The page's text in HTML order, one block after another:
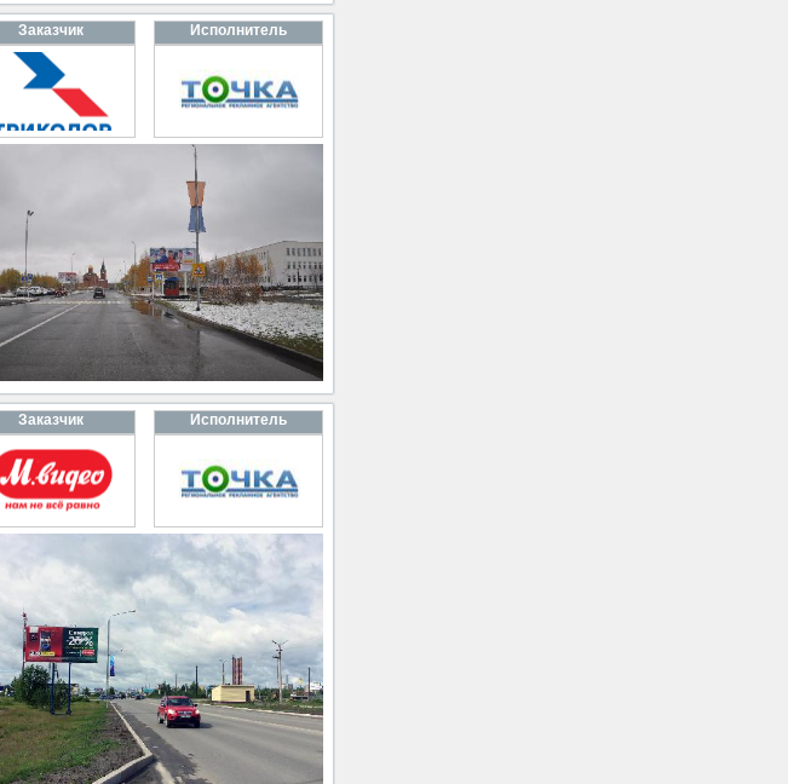
Заказчик Исполнитель
Заказчик Исполнитель